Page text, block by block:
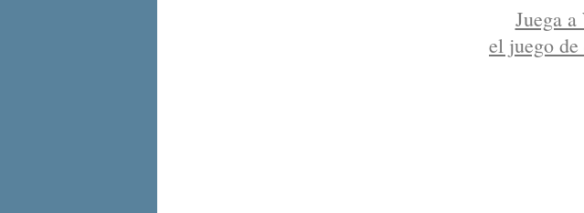
Juega
el juego de